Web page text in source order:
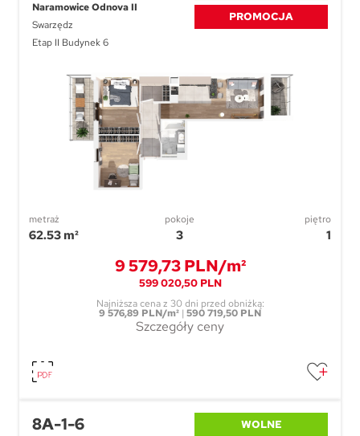
Naramowice Odnova II
Swarzędz
Etap II Budynek 6
PROMOCJA
metraż
62.53 m²
pokoje
3
piętro
1
9 579,73 PLN/m²
599 020,50 PLN
Najniższa cena z 30 dni przed obniżką:
9 576,89 PLN/m² | 590 719,50 PLN
Szczegóły ceny
8A-1-6 WOLNE